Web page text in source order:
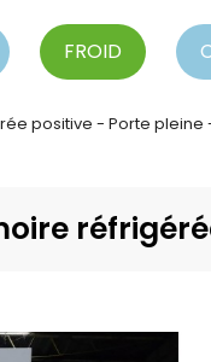
FROID
positive - Porte pleine -